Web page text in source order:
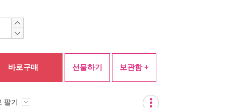
바로구매 선물하기 보관함 +
팔기